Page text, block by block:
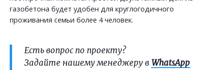
газобетона будет удобен для круглогодичного
проживания семьи более 4 человек.
Есть вопрос по проекту?
Задайте нашему менеджеру в WhatsApp